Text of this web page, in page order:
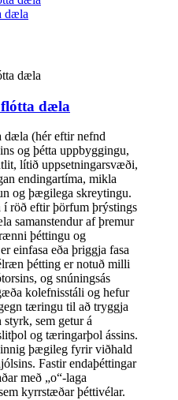
dæla
dæla
dæla (hér eftir nefnd
og þétta uppbyggingu,
lítið uppsetningarsvæði,
endingartíma, mikla
og þægilega skreytingu.
í röð eftir þörfum þrýstings
samanstendur af þremur
þéttingu og
einfasa eða þriggja fasa
þétting er notuð milli
og snúningsás
kolefnisstáli og hefur
tæringu til að tryggja
sem getur á
og tæringarþol ássins.
þægileg fyrir viðhald
Fastir endaþéttingar
með „o“-laga
kyrrstæðar þéttivélar.